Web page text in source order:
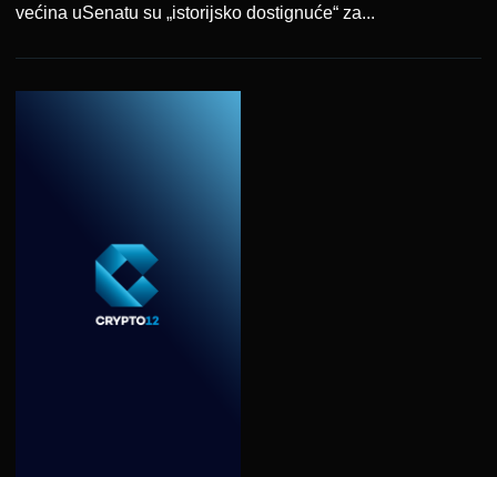
većina uSenatu su „istorijsko dostignuće“ za...